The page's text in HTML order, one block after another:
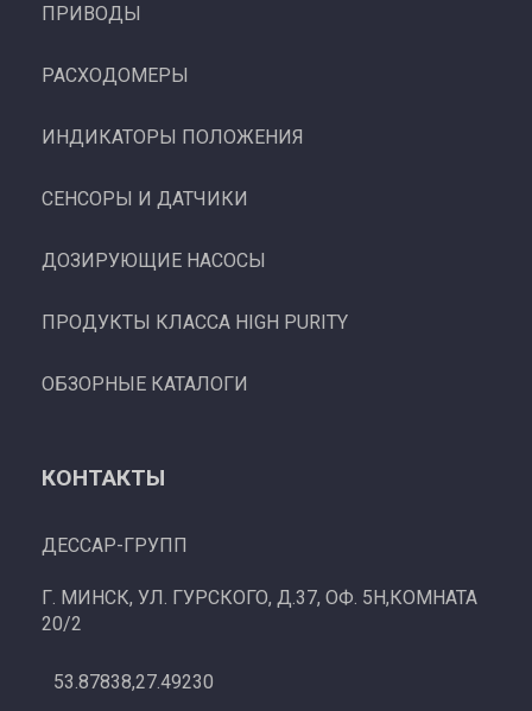
ПРИВОДЫ
РАСХОДОМЕРЫ
ИНДИКАТОРЫ ПОЛОЖЕНИЯ
СЕНСОРЫ И ДАТЧИКИ
ДОЗИРУЮЩИЕ НАСОСЫ
ПРОДУКТЫ КЛАССА HIGH PURITY
ОБЗОРНЫЕ КАТАЛОГИ
КОНТАКТЫ
ДЕССАР-ГРУПП
Г. МИНСК, УЛ. ГУРСКОГО, Д.37, ОФ. 5Н,КОМНАТА
20/2
53.87838,27.49230